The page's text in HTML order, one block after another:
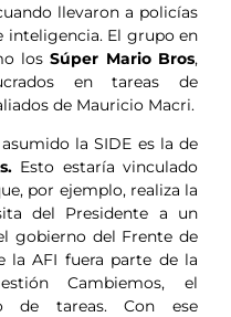
llevaron a policías
inteligencia. El grupo en
los Súper Mario Bros,
en tareas de
de Mauricio Macri.
la SIDE es la de
Esto estaría vinculado
por ejemplo, realiza la
del Presidente a un
gobierno del Frente de
la AFI fuera parte de la
Cambiemos, el
de tareas. Con ese